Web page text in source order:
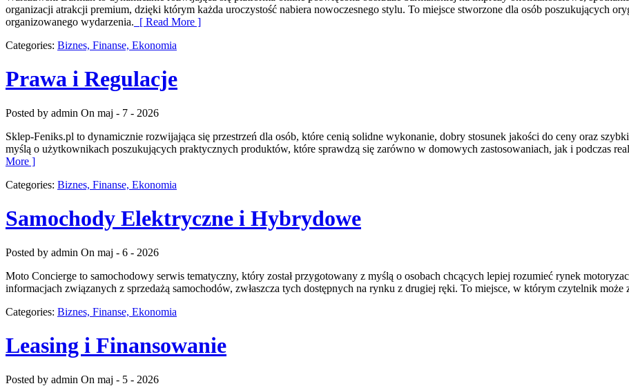
organizacji atrakcji premium, dzięki którym każda uroczystość nabiera nowoczesnego stylu. To miejsce stworzone dla osób poszukujących
organizowanego wydarzenia. [ Read More ]
Categories: Biznes, Finanse, Ekonomia
Prawa i Regulacje
Posted by admin On maj - 7 - 2026
Sklep-Feniks.pl to dynamicznie rozwijająca się przestrzeń dla osób, które cenią solidne wykonanie, dobry stosunek jakości do ceny oraz
myślą o użytkownikach poszukujących praktycznych produktów, które sprawdzą się zarówno w domowych zastosowaniach, jak i podczas
More ]
Categories: Biznes, Finanse, Ekonomia
Samochody Elektryczne i Hybrydowe
Posted by admin On maj - 6 - 2026
Moto Concierge to samochodowy serwis tematyczny, który został przygotowany z myślą o osobach chcących lepiej rozumieć rynek
informacjach związanych z sprzedażą samochodów, zwłaszcza tych dostępnych na rynku z drugiej ręki. To miejsce, w którym czytelnik
Categories: Biznes, Finanse, Ekonomia
Leasing i Finansowanie
Posted by admin On maj - 5 - 2026